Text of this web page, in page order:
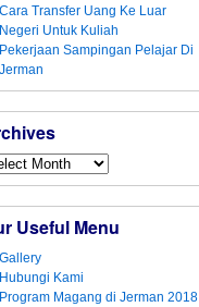
Cara Transfer Uang Ke Luar
Negeri Untuk Kuliah
Pekerjaan Sampingan Pelajar Di
Jerman
Useful Menu
Gallery
Hubungi Kami
Program Magang di Jerman 2018